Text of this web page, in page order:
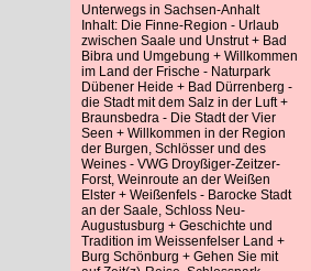
Unterwegs in Sachsen-Anhalt
Inhalt: Die Finne-Region - Urlaub
zwischen Saale und Unstrut + Bad
Bibra und Umgebung + Willkommen
im Land der Frische - Naturpark
Dübener Heide + Bad Dürrenberg -
die Stadt mit dem Salz in der Luft +
Braunsbedra - Die Stadt der Vier
Seen + Willkommen in der Region
der Burgen, Schlösser und des
Weines - VWG Droyßiger-Zeitzer-
Forst, Weinroute an der Weißen
Elster + Weißenfels - Barocke Stadt
an der Saale, Schloss Neu-
Augustusburg + Geschichte und
Tradition im Weissenfelser Land +
Burg Schönburg + Gehen Sie mit